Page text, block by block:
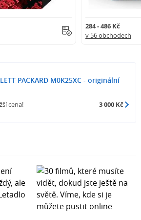
284 - 486 Kč
v 56 obchodech
PACKARD M0K25XC - originální
cena! 3 000 Kč